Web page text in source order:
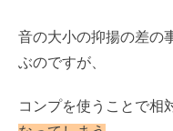
音の大小の抑揚の差の
ぶのですが、
コンプを使うことで相